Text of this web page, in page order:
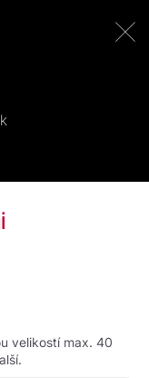
velikostí max. 40